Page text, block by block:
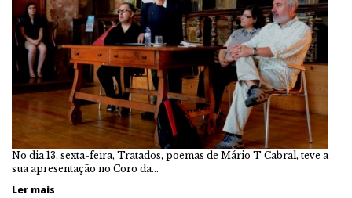
No dia 13, sexta-feira, Tratados, poemas de Mário T Cabral, teve a
sua apresentação no Coro da…
Ler mais